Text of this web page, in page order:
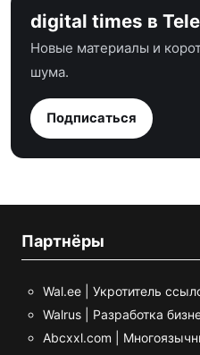
digital times в
Новые материалы и
шума.
Подписаться
Партнёры
Wal.ee | Укротитель
Walrus | Разработка
Abcxxl.com |